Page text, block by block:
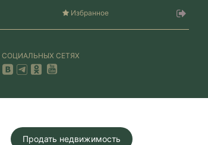
Избранное
СЕТЯХ
Продать недвижимость